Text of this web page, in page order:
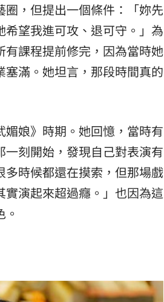
，但提出一個條件：「妳先
望我進可攻、退可守。」為
課程提前修完，因為當時她
滿。她坦言，那段時間真的
娘》時期。她回憶，當時有
刻開始，發現自己對表演有
時候都還在摸索，但那場戲
演起來超過癮。」也因為這